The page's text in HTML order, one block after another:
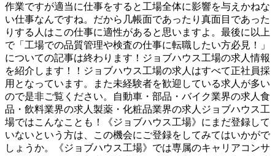
作業ですが適当に仕事をすると工場全体に影響を与えかねな
い仕事なんですね。だから几帳面であったり真面目であった
りする人はこの仕事に適性があると思いますよ。最後に以上
で「工場での品質管理や検査の仕事に転職したい方必見！」
についての記事は終わります！ジョブハウス工場の求人情報
を紹介します！！ジョブハウス工場の求人はすべて正社員採
用となっています。また未経験者を歓迎している求人が多い
ので是非ご覧ください。自動車・部品・バイク業界の求人食
品・飲料業界の求人製薬・化粧品業界の求人ジョブハウス工
場ではこんなことも！《ジョブハウス工場》にまだ登録して
いないという方は、この機会にご登録をしてみてはいかがで
しょうか。《ジョブハウス工場》では専属のキャリアコンサ